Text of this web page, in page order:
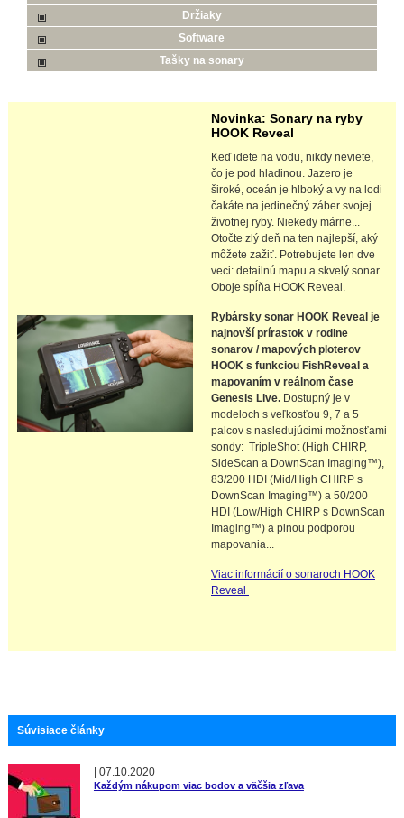
Držiaky
Software
Tašky na sonary
Novinka: Sonary na ryby
HOOK Reveal
Keď idete na vodu, nikdy neviete,
čo je pod hladinou. Jazero je
široké, oceán je hlboký a vy na lodi
čakáte na jedinečný záber svojej
životnej ryby. Niekedy márne...
Otočte zlý deň na ten najlepší, aký
môžete zažiť. Potrebujete len dve
veci: detailnú mapu a skvelý sonar.
Oboje spĺňa HOOK Reveal.
Rybársky sonar HOOK Reveal je
najnovší prírastok v rodine
sonarov / mapových ploterov
HOOK s funkciou FishReveal a
mapovaním v reálnom čase
Genesis Live. Dostupný je v
modeloch s veľkosťou 9, 7 a 5
palcov s nasledujúcimi možnosťami
sondy: TripleShot (High CHIRP,
SideScan a DownScan Imaging™),
83/200 HDI (Mid/High CHIRP s
DownScan Imaging™) a 50/200
HDI (Low/High CHIRP s DownScan
Imaging™) a plnou podporou
mapovania...
Viac informácií o sonaroch HOOK
Reveal
Súvisiace články
| 07.10.2020
Každým nákupom viac bodov a väčšia zľava